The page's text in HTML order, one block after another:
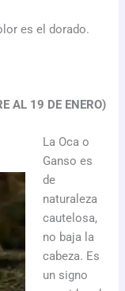
es el dorado.
AL 19 DE ENERO)
La Oca o
Ganso es
de
naturaleza
cautelosa,
no baja la
cabeza. Es
un signo